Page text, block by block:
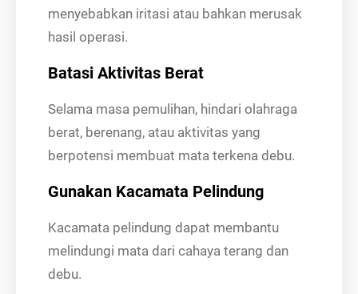
menyebabkan iritasi atau bahkan merusak
hasil operasi.
Batasi Aktivitas Berat
Selama masa pemulihan, hindari olahraga
berat, berenang, atau aktivitas yang
berpotensi membuat mata terkena debu.
Gunakan Kacamata Pelindung
Kacamata pelindung dapat membantu
melindungi mata dari cahaya terang dan
debu.